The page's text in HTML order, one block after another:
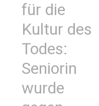
für die
Kultur des
Todes:
Seniorin
wurde